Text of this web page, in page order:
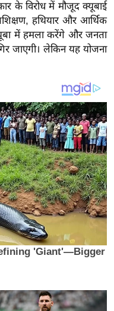
के विरोध में मौजूद क्यूबाई
हथियार और आर्थिक
में हमला करेंगे और जनता
जाएगी। लेकिन यह योजना